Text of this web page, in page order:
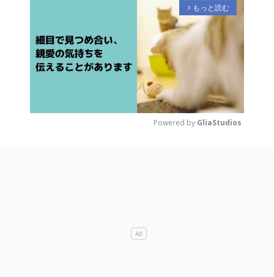
arrow_forward_ios もっと読む
Powered by GliaStudios